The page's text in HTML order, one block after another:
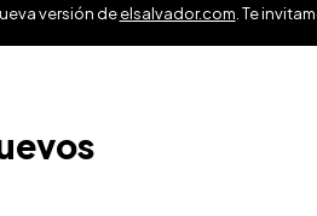
versión deelsalvador.com . Te